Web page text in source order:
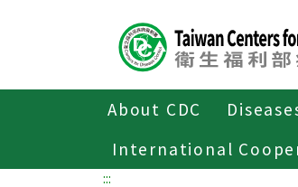
About CDC
International傳染病與防疫專
:::